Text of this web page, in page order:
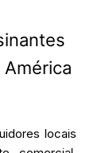
locais